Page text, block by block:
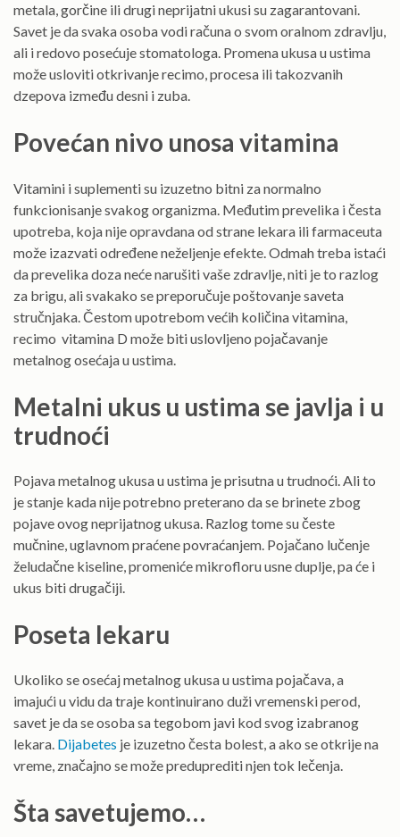
metala, gorčine ili drugi neprijatni ukusi su zagarantovani.
Savet je da svaka osoba vodi računa o svom oralnom zdravlju,
ali i redovo posećuje stomatologa. Promena ukusa u ustima
može usloviti otkrivanje recimo, procesa ili takozvanih
dzepova između desni i zuba.
Povećan nivo unosa vitamina
Vitamini i suplementi su izuzetno bitni za normalno
funkcionisanje svakog organizma. Međutim prevelika i česta
upotreba, koja nije opravdana od strane lekara ili farmaceuta
može izazvati određene neželjenje efekte. Odmah treba istaći
da prevelika doza neće narušiti vaše zdravlje, niti je to razlog
za brigu, ali svakako se preporučuje poštovanje saveta
stručnjaka. Čestom upotrebom većih količina vitamina,
recimo vitamina D može biti uslovljeno pojačavanje
metalnog osećaja u ustima.
Metalni ukus u ustima se javlja i u
trudnoći
Pojava metalnog ukusa u ustima je prisutna u trudnoći. Ali to
je stanje kada nije potrebno preterano da se brinete zbog
pojave ovog neprijatnog ukusa. Razlog tome su česte
mučnine, uglavnom praćene povraćanjem. Pojačano lučenje
želudačne kiseline, promeniće mikrofloru usne duplje, pa će i
ukus biti drugačiji.
Poseta lekaru
Ukoliko se osećaj metalnog ukusa u ustima pojačava, a
imajući u vidu da traje kontinuirano duži vremenski perod,
savet je da se osoba sa tegobom javi kod svog izabranog
lekara. Dijabetes je izuzetno česta bolest, a ako se otkrije na
vreme, značajno se može preduprediti njen tok lečenja.
Šta savetujemo…